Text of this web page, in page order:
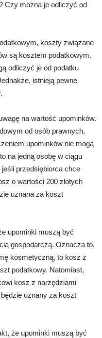
Czy można je odliczyć od
koszty związane
są kosztem podatkowym.
odliczyć je od podatku
istnieją pewne
na wartość upominków.
od osób prawnych,
upominków nie mogą
na jedną osobę w ciągu
przedsiębiorca chce
o wartości 200 złotych
uznana za koszt
upominki muszą być
gospodarczą. Oznacza to,
kosmetyczną, to kosz z
podatkowy. Natomiast,
kosz z narzędziami
uznany za koszt
że upominki muszą być